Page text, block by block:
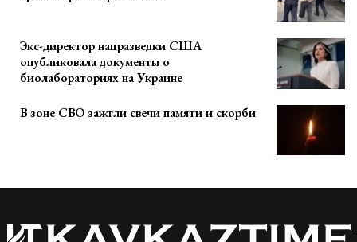
Экс-директор нацразведки США
опубликовала документы о
биолабораториях на Украине
В зоне СВО зажгли свечи памяти и скорби